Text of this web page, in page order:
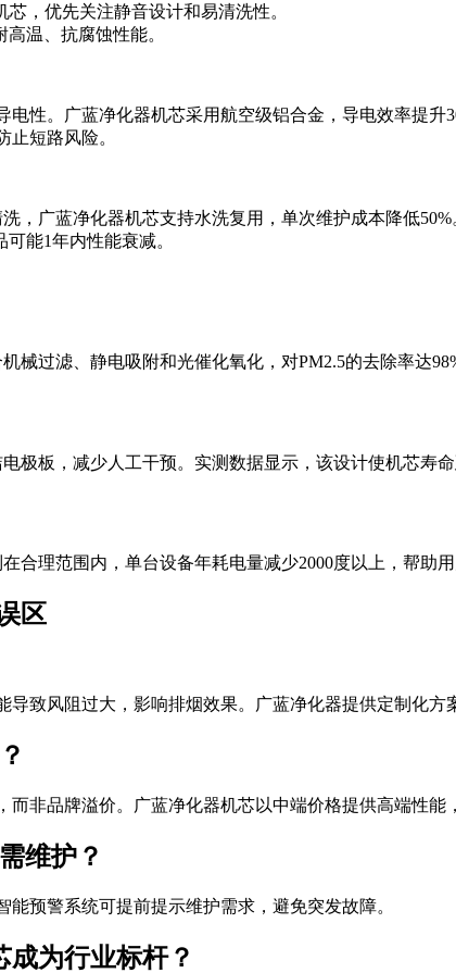
芯，优先关注静音设计和易清洗性。
高温、抗腐蚀性能。
电性。广蓝净化器机芯采用航空级铝合金，导电效率提升
短路风险。
，广蓝净化器机芯支持水洗复用，单次维护成本降低50%
能1年内性能衰减。
械过滤、静电吸附和光催化氧化，对PM2.5的去除率达
极板，减少人工干预。实测数据显示，该设计使机芯寿命
合理范围内，单台设备年耗电量减少2000度以上，帮助用
区
致风阻过大，影响排烟效果。广蓝净化器提供定制化方
非品牌溢价。广蓝净化器机芯以中端价格提供高端性能
维护？
预警系统可提前提示维护需求，避免突发故障。
为行业标杆？